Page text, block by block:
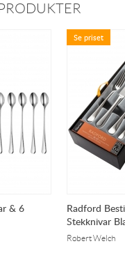
& 6
Se priset
Radford
Stekknivar
Robert Welch